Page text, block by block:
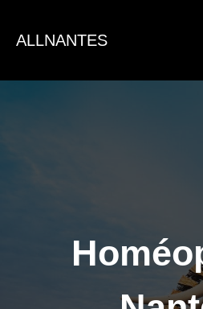
contenu
ALLNANTES